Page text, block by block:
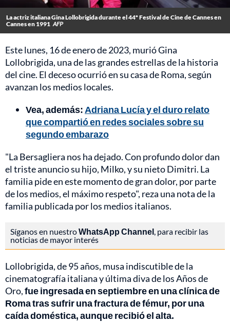
La actriz italiana Gina Lollobrigida durante el 44º Festival de Cine de Cannes en
Cannes en 1991 AFP
Este lunes, 16 de enero de 2023, murió Gina
Lollobrigida, una de las grandes estrellas de la historia
del cine. El deceso ocurrió en su casa de Roma, según
avanzan los medios locales.
Vea, además: Adriana Lucía y el duro relato
que compartió en redes sociales sobre su
segundo embarazo
"La Bersagliera nos ha dejado. Con profundo dolor dan
el triste anuncio su hijo, Milko, y su nieto Dimitri. La
familia pide en este momento de gran dolor, por parte
de los medios, el máximo respeto", reza una nota de la
familia publicada por los medios italianos.
Síganos en nuestroWhatsApp Channel, para recibir las
noticias de mayor interés
Lollobrigida, de 95 años, musa indiscutible de la
cinematografía italiana y última diva de los Años de
Oro,fue ingresada en septiembre en una clínica de
Roma tras sufrir una fractura de fémur, por una
caída doméstica, aunque recibió el alta.